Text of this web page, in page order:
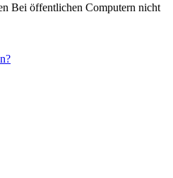
Bei öffentlichen Computern nicht